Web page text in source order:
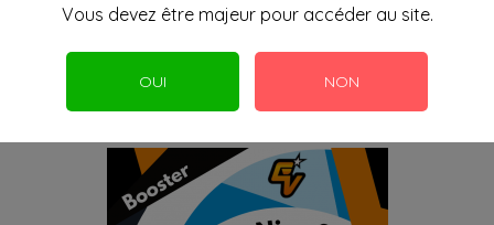
Vous devez être majeur pour accéder au site.
OUI NON
Ajoutez vos boosters de nicotine